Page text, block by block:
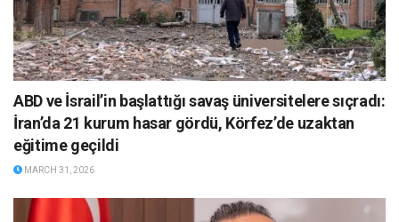
ABD ve İsrail’in başlattığı savaş üniversitelere sıçradı:
İran’da 21 kurum hasar gördü, Körfez’de uzaktan
eğitime geçildi
MARCH 31, 2026